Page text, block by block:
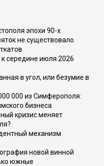
эпохи 90-х
не существовало
середине июля 2026
в угол, или безумие в
000 из Симферополя:
бизнеса
кризис меняет
механизм
новой винной
южные